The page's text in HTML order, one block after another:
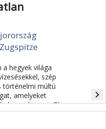
hegyek világa
szép
történelmi múltú
amelyeket
koronáz meg. Tíz
kihagynia.
navigate_next